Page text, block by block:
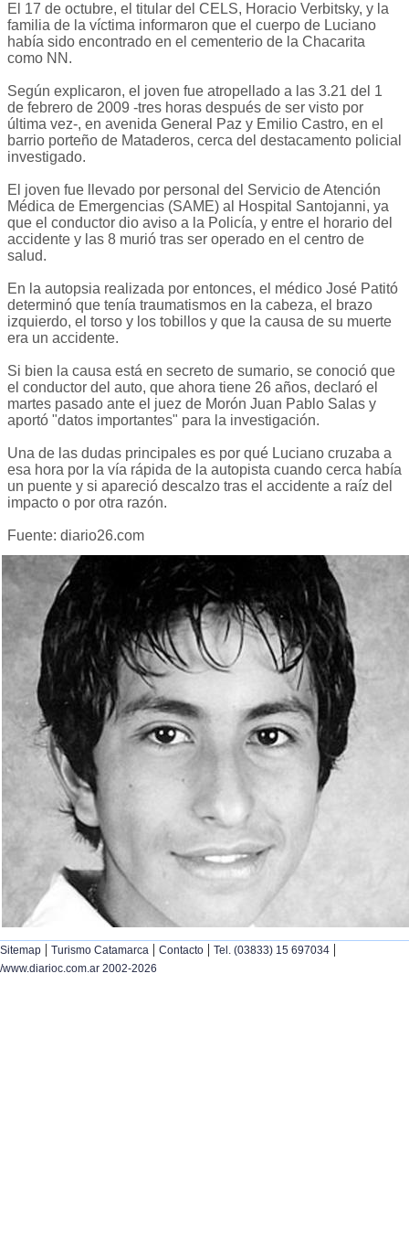
El 17 de octubre, el titular del CELS, Horacio Verbitsky, y la
familia de la ví­­ctima informaron que el cuerpo de Luciano
habí­a sido encontrado en el cementerio de la Chacarita
como NN.
Según explicaron, el joven fue atropellado a las 3.21 del 1
de febrero de 2009 -tres horas después de ser visto por
última vez-, en avenida General Paz y Emilio Castro, en el
barrio porteño de Mataderos, cerca del destacamento policial
investigado.
El joven fue llevado por personal del Servicio de Atención
Médica de Emergencias (SAME) al Hospital Santojanni, ya
que el conductor dio aviso a la Policía, y entre el horario del
accidente y las 8 murió tras ser operado en el centro de
salud.
En la autopsia realizada por entonces, el médico José Patitó
determinó que tenía traumatismos en la cabeza, el brazo
izquierdo, el torso y los tobillos y que la causa de su muerte
era un accidente.
Si bien la causa está en secreto de sumario, se conoció que
el conductor del auto, que ahora tiene 26 años, declaró el
martes pasado ante el juez de Morón Juan Pablo Salas y
aportó "datos importantes" para la investigación.
Una de las dudas principales es por qué Luciano cruzaba a
esa hora por la vía rápida de la autopista cuando cerca había
un puente y si apareció descalzo tras el accidente a raíz del
impacto o por otra razón.
Fuente: diario26.com
Sitemap | Turismo Catamarca | Contacto | Tel. (03833) 15 697034 |
/www.diarioc.com.ar 2002-2026